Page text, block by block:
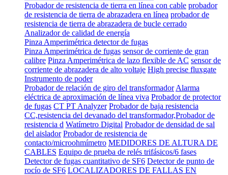
Probador de resistencia de tierra en línea con cable probador
de resistencia de tierra de abrazadera en línea probador de
resistencia de tierra de abrazadera de bucle cerrado
Analizador de calidad de energía
Pinza Amperimétrica detector de fugas
Pinza Amperimétrica de fugas sensor de corriente de gran
calibre Pinza Amperimétrica de lazo flexible de AC sensor de
corriente de abrazadera de alto voltaje High precise fluxgate
Instrumento de poder
Probador de relación de giro del transformador Alarma
eléctrica de aproximación de línea viva Probador de protector
de fugas CT PT Analyzer Probador de baja resistencia
CC,resistencia del devanado del transformador,Probador de
resistencia d Watímetro Digital Probador de densidad de sal
del aislador Probador de resistencia de
contacto/microohmímetro MEDIDORES DE ALTURA DE
CABLES Equipo de prueba de relés trifásicos/6 fases
Detector de fugas cuantitativo de SF6 Detector de punto de
rocío de SF6 LOCALIZADORES DE FALLAS EN